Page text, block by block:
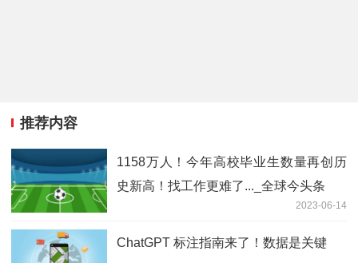
推荐内容
1158万人！今年高校毕业生数量再创历
史新高！找工作更难了..._全球今头条
2023-06-14
ChatGPT 标注指南来了！数据是关键